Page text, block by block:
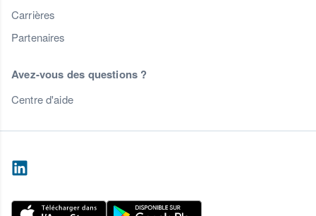
Carrières
Partenaires
Avez-vous des questions ?
Centre d'aide